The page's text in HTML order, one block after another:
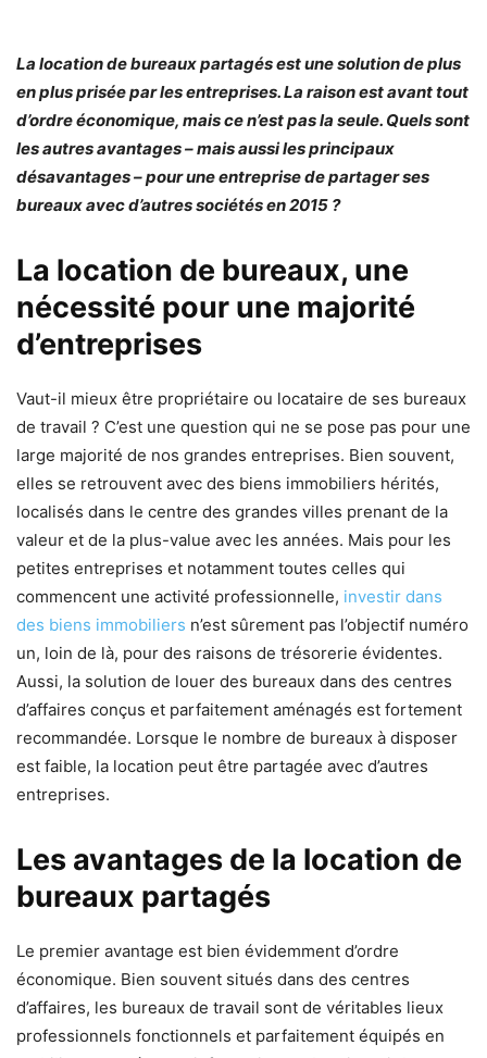
La location de bureaux partagés est une solution de plus
en plus prisée par les entreprises. La raison est avant tout
d’ordre économique, mais ce n’est pas la seule. Quels sont
les autres avantages – mais aussi les principaux
désavantages – pour une entreprise de partager ses
bureaux avec d’autres sociétés en 2015 ?
La location de bureaux, une
nécessité pour une majorité
d’entreprises
Vaut-il mieux être propriétaire ou locataire de ses bureaux
de travail ? C’est une question qui ne se pose pas pour une
large majorité de nos grandes entreprises. Bien souvent,
elles se retrouvent avec des biens immobiliers hérités,
localisés dans le centre des grandes villes prenant de la
valeur et de la plus-value avec les années. Mais pour les
petites entreprises et notamment toutes celles qui
commencent une activité professionnelle, investir dans
des biens immobiliers n’est sûrement pas l’objectif numéro
un, loin de là, pour des raisons de trésorerie évidentes.
Aussi, la solution de louer des bureaux dans des centres
d’affaires conçus et parfaitement aménagés est fortement
recommandée. Lorsque le nombre de bureaux à disposer
est faible, la location peut être partagée avec d’autres
entreprises.
Les avantages de la location de
bureaux partagés
Le premier avantage est bien évidemment d’ordre
économique. Bien souvent situés dans des centres
d’affaires, les bureaux de travail sont de véritables lieux
professionnels fonctionnels et parfaitement équipés en